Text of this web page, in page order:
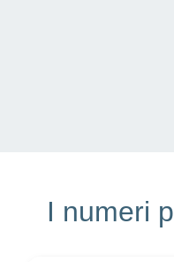
I numeri